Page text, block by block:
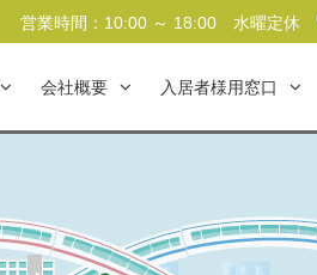
営業時間：10:00 ～ 18:00 水曜定休
会社概要 入居者様用窓口